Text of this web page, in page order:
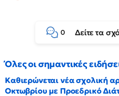
0 Δείτε τα
Όλες οι σημαντικές
Καθιερώνεται νέα σχολική
Οκτωβρίου με Προεδρικό